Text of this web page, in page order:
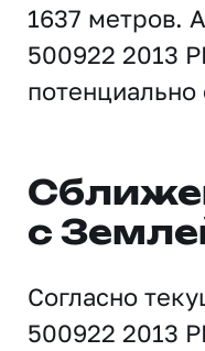
1637 метров.
500922 2013
с
Согласно
500922 2013